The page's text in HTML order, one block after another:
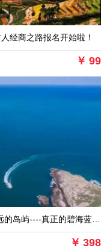
经商之路报名开始啦！
￥ 99
￥ 398